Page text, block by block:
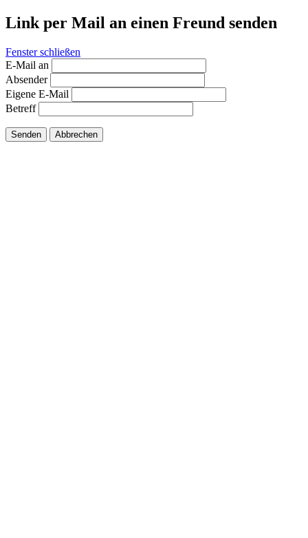
Link per Mail an einen Freund senden
Fenster schließen
E-Mail an
Absender
Eigene E-Mail
Betreff
Senden Abbrechen